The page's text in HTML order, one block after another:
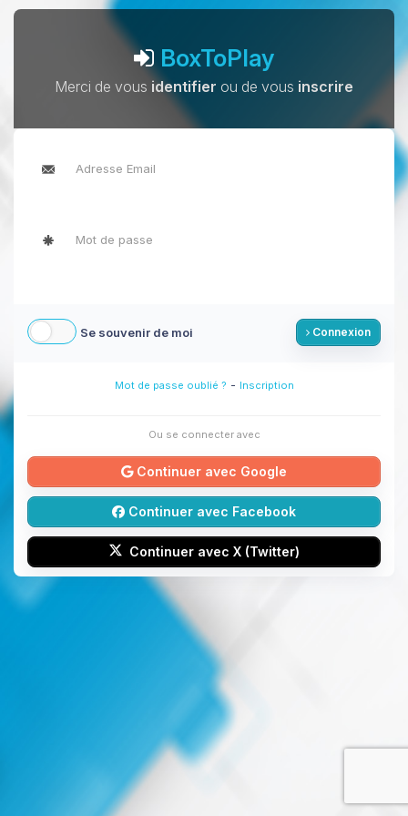
BoxToPlay
Merci de vous identifier ou de vous inscrire
Se souvenir de moi Connexion
Mot de passe oublié ? - Inscription
Ou se connecter avec
Continuer avec Google
Continuer avec Facebook
Continuer avec X (Twitter)